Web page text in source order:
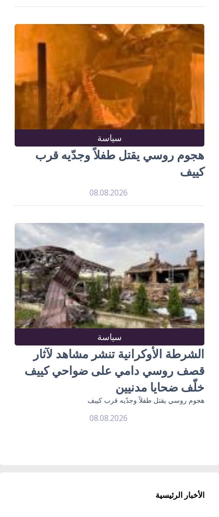
سياسة
هجوم روسي يقتل طفلاً وجدّيه قرب
كييف
08.08.2026
سياسة
الشرطة الأوكرانية تنشر مشاهد لآثار
قصف روسي دامي على ضواحي كييف
خلّف ضحايا مدنيين
هجوم روسي يقتل طفلاً وجدّيه قرب كييف
08.08.2026
الأخبار الرئيسية